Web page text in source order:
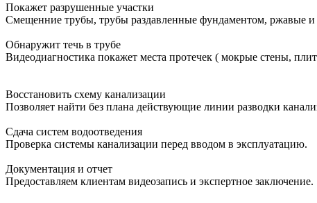
Покажет разрушенные участки
Смещенние трубы, трубы раздавленные фундаментом, ржавые и
Обнаружит течь в трубе
Видеодиагностика покажет места протечек ( мокрые стены,
Восстановить схему канализации
Позволяет найти без плана действующие линии разводки
Сдача систем водоотведения
Проверка системы канализации перед вводом в эксплуатацию.
Документация и отчет
Предоставляем клиентам видеозапись и экспертное заключение.